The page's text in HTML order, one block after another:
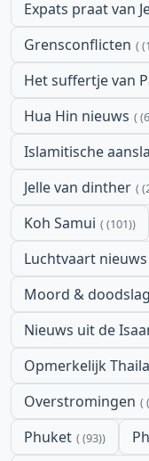
Expats praat van
Grensconflicten
Het suffertje van
Hua Hin nieuws
Islamitische
Jelle van dinther
Koh Samui (101)
Luchtvaart nieuws
Moord & doodslag
Nieuws uit de
Opmerkelijk
Overstromingen
Phuket (93)